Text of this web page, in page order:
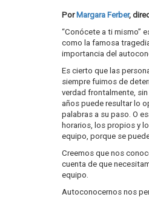
PorMargara Ferber,
“Conócete a ti mismo”
como la famosa
importancia del
Es cierto que las
siempre fuimos de
verdad frontalmente,
años puede resultar lo
palabras a su paso. O
horarios, los propios y
equipo, porque se
Creemos que nos
cuenta de que
equipo.
Autoconocernos nos